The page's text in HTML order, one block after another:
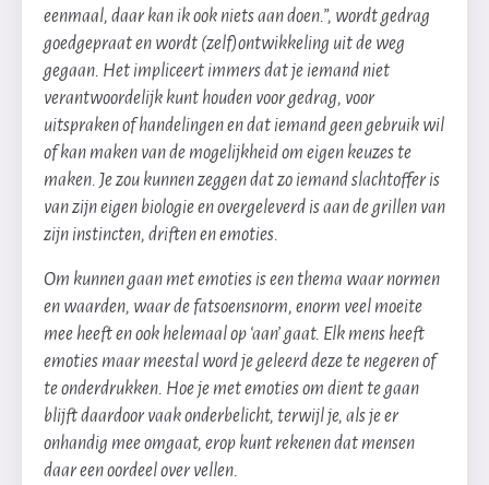
eenmaal, daar kan ik ook niets aan doen.”, wordt gedrag
goedgepraat en wordt (zelf)ontwikkeling uit de weg
gegaan. Het impliceert immers dat je iemand niet
verantwoordelijk kunt houden voor gedrag, voor
uitspraken of handelingen en dat iemand geen gebruik wil
of kan maken van de mogelijkheid om eigen keuzes te
maken. Je zou kunnen zeggen dat zo iemand slachtoffer is
van zijn eigen biologie en overgeleverd is aan de grillen van
zijn instincten, driften en emoties.
Om kunnen gaan met emoties is een thema waar normen
en waarden, waar de fatsoensnorm, enorm veel moeite
mee heeft en ook helemaal op ‘aan’ gaat. Elk mens heeft
emoties maar meestal word je geleerd deze te negeren of
te onderdrukken. Hoe je met emoties om dient te gaan
blijft daardoor vaak onderbelicht, terwijl je, als je er
onhandig mee omgaat, erop kunt rekenen dat mensen
daar een oordeel over vellen.